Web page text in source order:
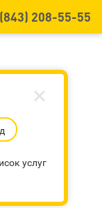
208-55-55
услуг